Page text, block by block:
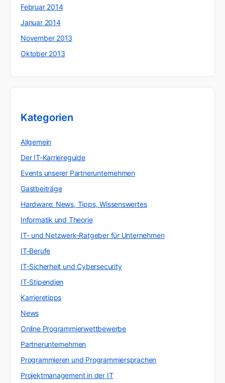
Februar 2014
Januar 2014
November 2013
Oktober 2013
Kategorien
Allgemein
Der IT-Karriereguide
Events unserer Partnerunternehmen
Gastbeiträge
Hardware: News, Tipps, Wissenswertes
Informatik und Theorie
IT- und Netzwerk-Ratgeber für Unternehmen
IT-Berufe
IT-Sicherheit und Cybersecurity
IT-Stipendien
Karrieretipps
News
Online Programmierwettbewerbe
Partnerunternehmen
Programmieren und Programmiersprachen
Projektmanagement in der IT